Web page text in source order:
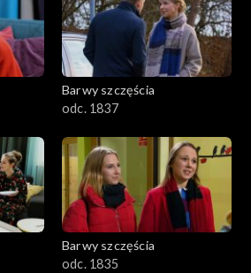
Barwy szczęścia
odc. 1837
Barwy szczęścia
odc. 1835